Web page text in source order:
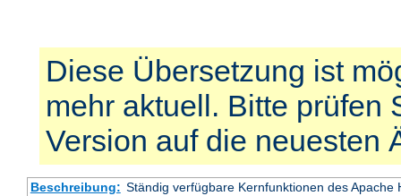
Diese Übersetzung ist
mehr aktuell. Bitte prüfen
Version auf die neuesten
Beschreibung: Ständig verfügbare Kernfunktionen des Apache